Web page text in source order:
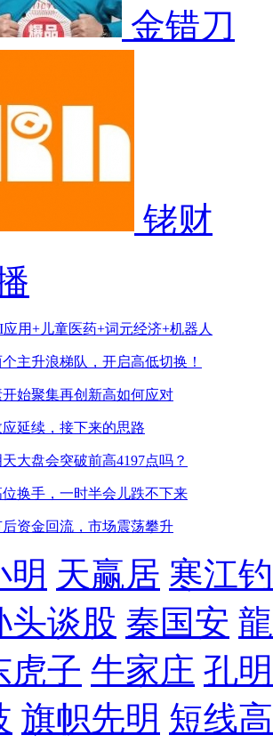
金错刀
铑财
用+儿童医药+词元经济+机器人
主升浪梯队，开启高低切换！
始聚集再创新高如何应对
延续，接下来的思路
大盘会突破前高4197点吗？
换手，一时半会儿跌不下来
资金回流，市场震荡攀升
明 天赢居 寒江
头谈股 秦国安
虎子 牛家庄 孔
旗帜先明 短线